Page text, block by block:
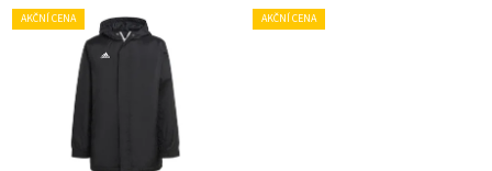
AKČNÍ CENA AKČNÍ CENA